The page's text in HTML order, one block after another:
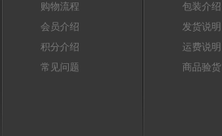
购物流程
会员介绍
积分介绍
常见问题
包装介绍
发货说明
运费说明
商品验货